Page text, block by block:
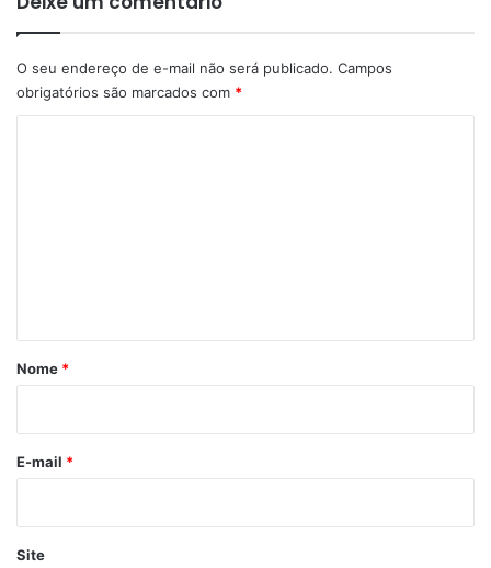
O seu endereço de e-mail não será publicado. Campos
obrigatórios são marcados com *
r
*
Nome *
E-mail *
Site